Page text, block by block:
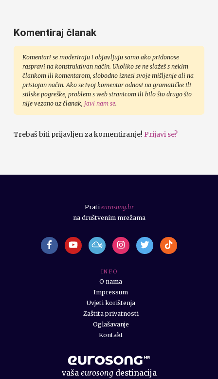
Komentiraj članak
Komentari se moderiraju i objavljuju samo ako pridonose
raspravi na konstruktivan način. Ukoliko se ne slažeš s nekim
člankom ili komentarom, slobodno iznesi svoje mišljenje ali na
pristojan način. Ako se tvoj komentar odnosi na gramatičke ili
stilske pogreške, problem s web stranicom ili bilo što drugo što
nije vezano uz članak, javi nam se.
Trebaš biti prijavljen za komentiranje! Prijavi se?
vaša eurosongdestinacija
I N F O
O nama
Impressum
Uvjeti korištenja
Zaštita privatnosti
Oglašavanje
Kontakt
Prati eurosong.hr
na društvenim mrežama